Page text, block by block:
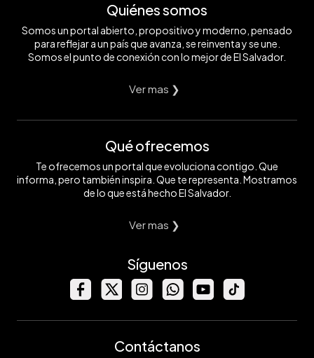
Quiénes somos
Somos un portal abierto, propositivo y moderno, pensado
para reflejar a un país que avanza, se reinventa y se une.
Somos el punto de conexión con lo mejor de El Salvador.
Ver mas ❯
Qué ofrecemos
Te ofrecemos un portal que evoluciona contigo. Que
informa, pero también inspira. Que te representa. Mostramos
de lo que está hecho El Salvador.
Ver mas ❯
Síguenos
Contáctanos